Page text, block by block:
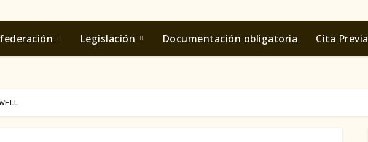
Legislación Documentación obligatoria Cita Previa